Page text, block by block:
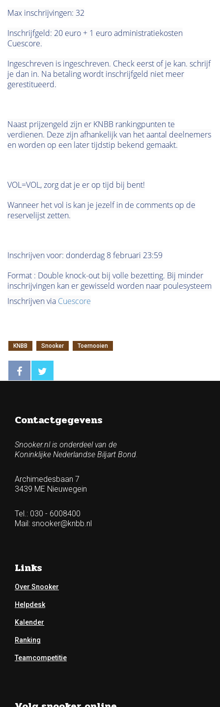
Max inschrijvingen: 32
Inschrijfgeld: 20 euro + 1 euro administratiekosten
Cuescore.
Ingeschreven is ingeschreven. Check eerst of je kan. schrijf
je dan in. Na betaling wordt inschrijfgeld niet meer
gerestitueerd.
Naast prijzengeld zijn er KNBB rankingpunten te
verdienen. Deze zijn afhankelijk van het aantal deelnemers
en worden op een later tijdstip bekend gemaakt.
VOL=VOL, zorg dat je er op tijd bij bent!
Wanneer het vol is kan je jezelf in de comments op de
reservelijst zetten.
Inschrijven voor: donderdag 8 februari 23:59
Format : Double knock-out bij volle bezetting. Bij minder
inschrijvingen kan er gewisseld worden naar poulesysteem
Inschrijven via Cuescore
KNBB Snooker Toernooien
Contactgegevens
Snooker.nl is onderdeel van de
Koninklijke Nederlandse Biljart Bond.
Archimedesbaan 7
3439 ME Nieuwegein
Tel.: 030 - 6008400
Mail: snooker@knbb.nl
Links
Over Snooker
Helpdesk
Kalender
Ranking
Teamcompetitie